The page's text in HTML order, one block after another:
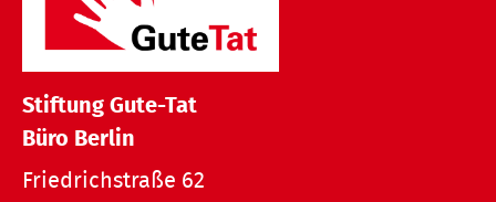
Stiftung Gute-Tat
Büro Berlin
Friedrichstraße 62